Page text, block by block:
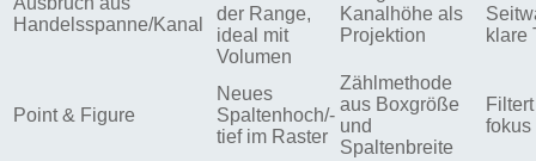
Handelsspanne/Kanal
der Range,
ideal mit
Volumen
Kanalhöhe als
Projektion
klare
Point & Figure
Neues
Spaltenhoch/-
tief im Raster
Zählmethode
aus Boxgröße
und
Spaltenbreite
fokus